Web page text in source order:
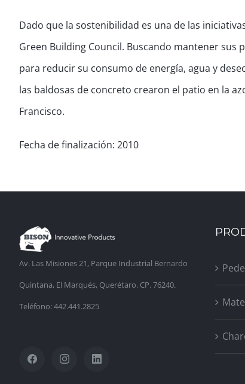
Dado que la sostenibilidad es una de las
Green Building Council. Buscando mantener
para reducir su consumo de energía, agua y
las baldosas de concreto crearon el patio en la
Francisco.
Fecha de finalización: 2010
Av. Las Misiones 21, Parque Industrial Bernardo
Quintana, El Marqués, Querétaro. CP. 76240.
Teléfono: 442.441.2825